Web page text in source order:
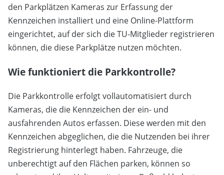
den Parkplätzen Kameras zur Erfassung der
Kennzeichen installiert und eine Online-Plattform
eingerichtet, auf der sich die TU-Mitglieder registrieren
können, die diese Parkplätze nutzen möchten.
Wie funktioniert die Parkkontrolle?
Die Parkkontrolle erfolgt vollautomatisiert durch
Kameras, die die Kennzeichen der ein- und
ausfahrenden Autos erfassen. Diese werden mit den
Kennzeichen abgeglichen, die die Nutzenden bei ihrer
Registrierung hinterlegt haben. Fahrzeuge, die
unberechtigt auf den Flächen parken, können so